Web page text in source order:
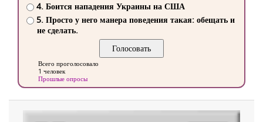
4. Боится нападения Украины на США
5. Просто у него манера поведения такая: обещать и
не сделать.
Всего проголосовало
1 человек
Прошлые опросы